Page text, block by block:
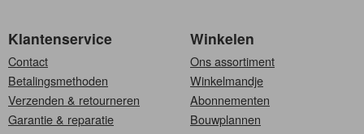
Klantenservice
Contact
Betalingsmethoden
Verzenden & retourneren
Garantie & reparatie
Winkelen
Ons assortiment
Winkelmandje
Abonnementen
Bouwplannen